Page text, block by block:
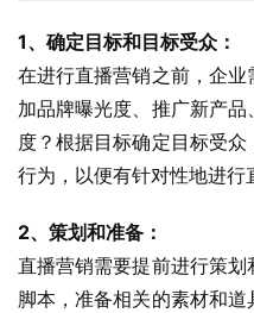
1、确定目标和目标受众：
在进行直播营销之前，企
加品牌曝光度、推广新产
度？根据目标确定目标受
行为，以便有针对性地进行
2、策划和准备：
直播营销需要提前进行策
脚本，准备相关的素材和